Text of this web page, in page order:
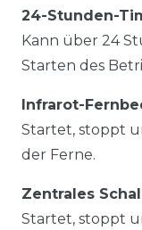
24-Stunden-
Kann über 24
Starten des
Infrarot-
Startet, stoppt
der Ferne.
Zentrales
Startet, stoppt